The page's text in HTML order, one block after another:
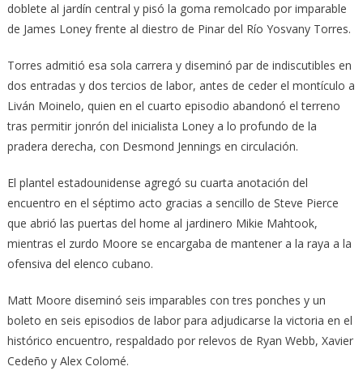
doblete al jardín central y pisó la goma remolcado por imparable
de James Loney frente al diestro de Pinar del Río Yosvany Torres.
Torres admitió esa sola carrera y diseminó par de indiscutibles en
dos entradas y dos tercios de labor, antes de ceder el montículo a
Liván Moinelo, quien en el cuarto episodio abandonó el terreno
tras permitir jonrón del inicialista Loney a lo profundo de la
pradera derecha, con Desmond Jennings en circulación.
El plantel estadounidense agregó su cuarta anotación del
encuentro en el séptimo acto gracias a sencillo de Steve Pierce
que abrió las puertas del home al jardinero Mikie Mahtook,
mientras el zurdo Moore se encargaba de mantener a la raya a la
ofensiva del elenco cubano.
Matt Moore diseminó seis imparables con tres ponches y un
boleto en seis episodios de labor para adjudicarse la victoria en el
histórico encuentro, respaldado por relevos de Ryan Webb, Xavier
Cedeño y Alex Colomé.